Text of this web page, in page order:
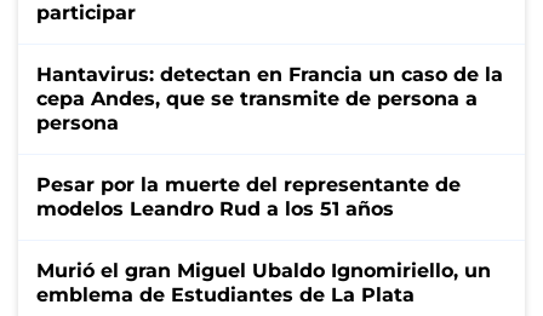
participar
Hantavirus: detectan en Francia un caso de la
cepa Andes, que se transmite de persona a
persona
Pesar por la muerte del representante de
modelos Leandro Rud a los 51 años
Murió el gran Miguel Ubaldo Ignomiriello, un
emblema de Estudiantes de La Plata